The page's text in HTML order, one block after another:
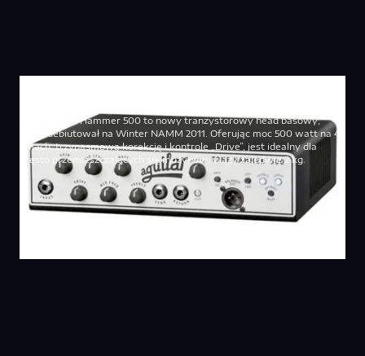
Aguilar Tone Hammer 500 to nowy tranzystorowy head basowy,
który debiutował na Winter NAMM 2011. Oferując moc 500 watt na 4
omach, trzypasmową korekcję i kontrolę „Drive”, jest idealny dla
często przemieszczających się muzyków, waży zaledwie 2 kg.